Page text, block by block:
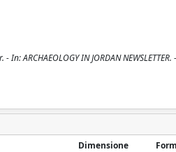
ARCHAEOLOGY IN JORDAN
Dimensione